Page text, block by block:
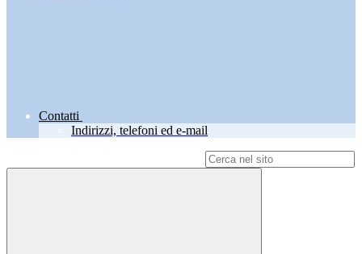
Contatti
Indirizzi, telefoni ed e-mail